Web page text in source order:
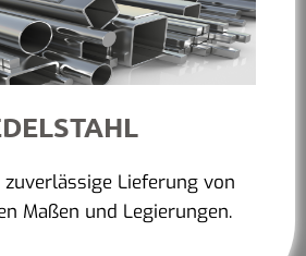
zuverlässige Lieferung von
Maßen und Legierungen.